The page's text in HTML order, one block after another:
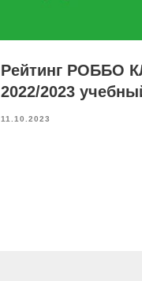
Рейтинг РОББО
2022/2023
11.10.2023